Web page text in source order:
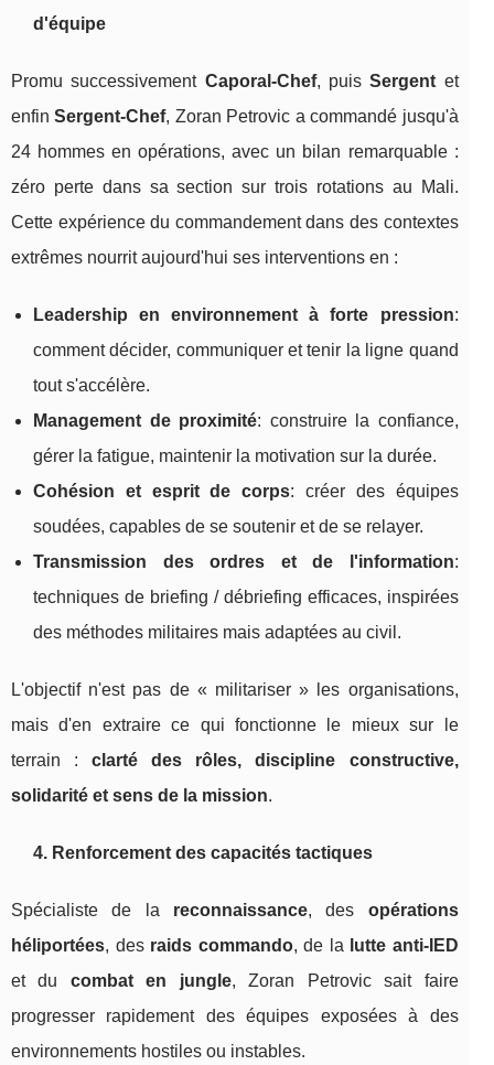
d'équipe
Promu successivement Caporal-Chef, puisSergent et
enfinSergent-Chef, Zoran Petrovic a commandé jusqu'à
24 hommes en opérations, avec un bilan remarquable :
zéro perte dans sa section sur trois rotations au Mali.
Cette expérience du commandement dans des contextes
extrêmes nourrit aujourd'hui ses interventions en :
Leadership en environnement à forte pression:
comment décider, communiquer et tenir la ligne quand
tout s'accélère.
Management de proximité: construire la confiance,
gérer la fatigue, maintenir la motivation sur la durée.
Cohésion et esprit de corps: créer des équipes
soudées, capables de se soutenir et de se relayer.
Transmission des ordres et de l'information:
techniques de briefing / débriefing efficaces, inspirées
des méthodes militaires mais adaptées au civil.
L'objectif n'est pas de « militariser » les organisations,
mais d'en extraire ce qui fonctionne le mieux sur le
terrain :clarté des rôles, discipline constructive,
solidarité et sens de la mission.
4. Renforcement des capacités tactiques
Spécialiste de la reconnaissance, des opérations
héliportées, des raids commando, de la
lutte anti-IED
et du combat en jungle, Zoran Petrovic sait faire
progresser rapidement des équipes exposées à des
environnements hostiles ou instables.